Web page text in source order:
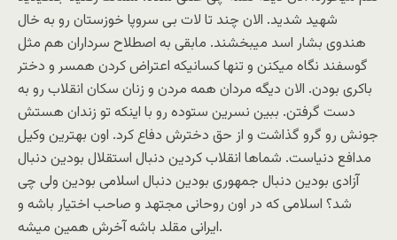
شهید شدید. الان چند تا لات بی سروپا خوزستان رو به خال
هندوی بشار اسد میبخشند. مابقی به اصطلاح سرداران هم مثل
گوسفند نگاه میکنن و تنها کسانیکه اعتراض کردن همسر و دختر
باکری بودن. الان دیگه مردان همه مردن و زنان سکان انقلاب رو به
دست گرفتن. ببین نسرین ستوده رو با اینکه تو زندان هستش
جونش رو گرو گذاشت و از حق دخترش دفاع کرد. اون بهترین وکیل
مدافع دنیاست. شماها انقلاب کردین دنبال استقلال بودین دنبال
آزادی بودین دنبال جمهوری بودین دنبال اسلامی بودین ولی چی
شد؟ اسلامی که در اون روحانی مجتهد و صاحب اختیار باشه و
ایرانی مقلد باشه آخرش همین میشه.